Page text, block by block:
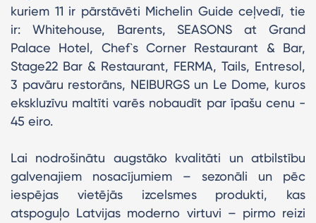
kuriem 11 ir pārstāvēti Michelin Guide ceļvedī, tie
ir: Whitehouse, Barents, SEASONS at Grand
Palace Hotel, Chef`s Corner Restaurant & Bar,
Stage22 Bar & Restaurant, FERMA, Tails, Entresol,
3 pavāru restorāns, NEIBURGS un Le Dome, kuros
ekskluzīvu maltīti varēs nobaudīt par īpašu cenu -
45 eiro.
Lai nodrošinātu augstāko kvalitāti un atbilstību
galvenajiem nosacījumiem – sezonāli un pēc
iespējas vietējās izcelsmes produkti, kas
atspoguļo Latvijas moderno virtuvi – pirmo reizi